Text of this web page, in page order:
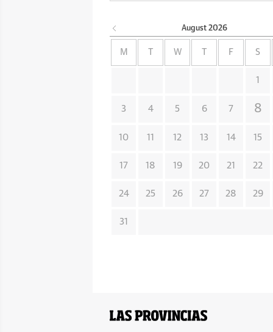
August 2026
M W F S
1
3 4 5 6 7 8
10 11 12 13 14 15
17 18 19 20 21 22
24 25 26 27 28 29
31